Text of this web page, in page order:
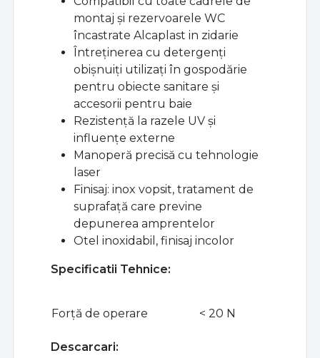
montaj și rezervoarele WC
încastrate Alcaplast in zidarie
Întreținerea cu detergenți
obișnuiți utilizați în gospodărie
pentru obiecte sanitare și
accesorii pentru baie
Rezistență la razele UV și
influențe externe
Manoperă precisă cu tehnologie
laser
Finisaj: inox vopsit, tratament de
suprafață care previne
depunerea amprentelor
Otel inoxidabil, finisaj incolor
Specificatii Tehnice:
Forță de operare < 20 N
Descarcari: